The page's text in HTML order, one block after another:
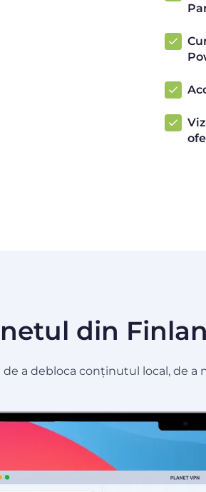
din
a debloca conținutul local, de